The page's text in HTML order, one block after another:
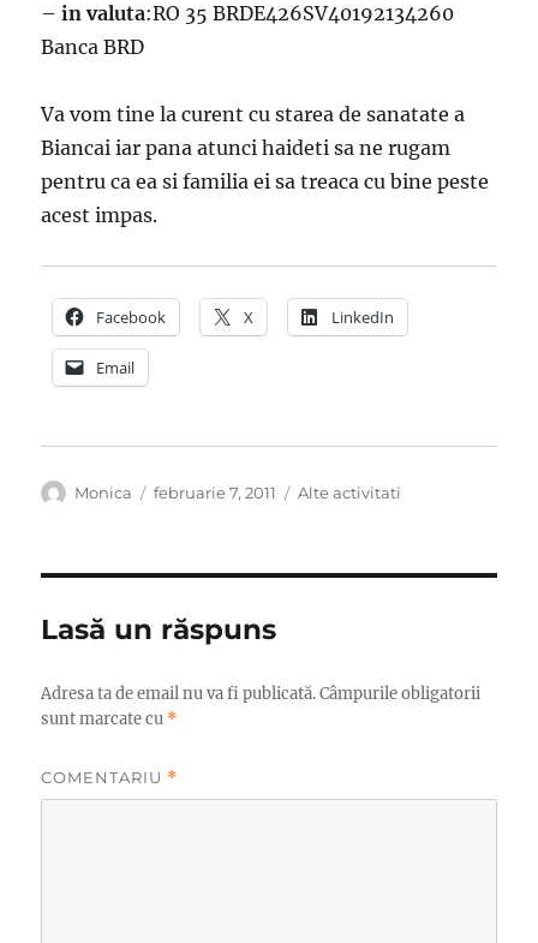
–in valuta:RO 35 BRDE426SV40192134260
Banca BRD
Va vom tine la curent cu starea de sanatate a
Biancai iar pana atunci haideti sa ne rugam
pentru ca ea si familia ei sa treaca cu bine peste
acest impas.
Facebook X LinkedIn
Email
Autor
Monica
Publicat
februarie 7, 2011 Categorii
Alte activitati
Lasă un răspuns
Adresa ta de email nu va fi publicată. Câmpurile obligatorii
sunt marcate cu *
COMENTARIU *